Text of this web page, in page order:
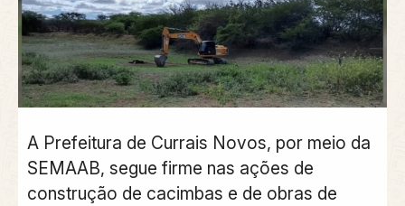
A Prefeitura de Currais Novos, por meio da
SEMAAB, segue firme nas ações de
construção de cacimbas e de obras de